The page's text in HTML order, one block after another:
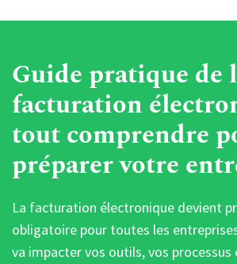
Guide pratique de
facturation
tout comprendre
préparer votre
La facturation électronique devient
obligatoire pour toutes les
va impacter vos outils, vos